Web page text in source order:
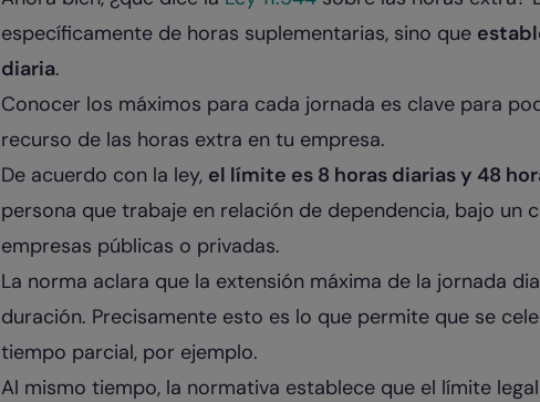
específicamente de horas suplementarias, sino que
diaria.
Conocer los máximos para cada jornada es clave para
recurso de las horas extra en tu empresa.
De acuerdo con la ley, el límite es 8 horas diarias y 48
persona que trabaje en relación de dependencia, bajo un
empresas públicas o privadas.
La norma aclara que la extensión máxima de la jornada
duración. Precisamente esto es lo que permite que se
tiempo parcial, por ejemplo.
Al mismo tiempo, la normativa establece que el límite